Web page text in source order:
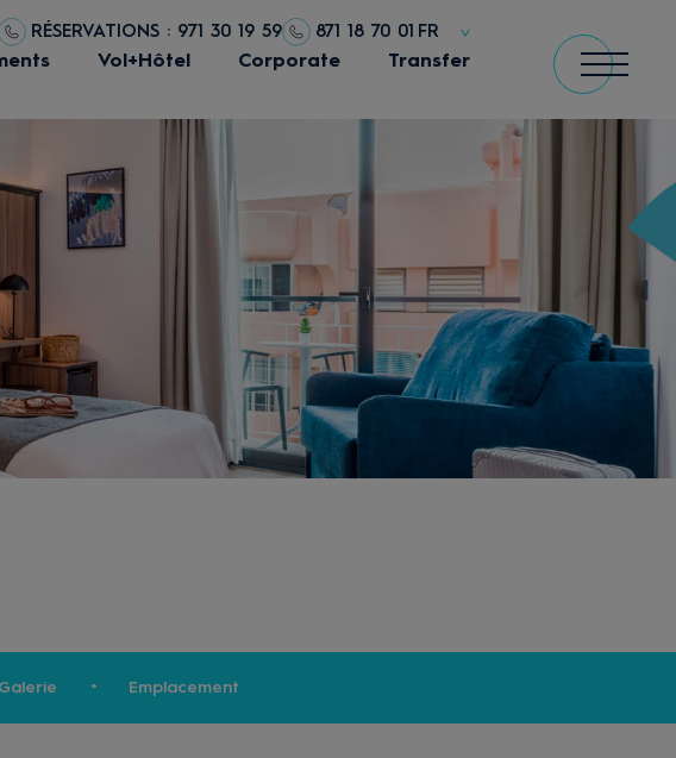
RÉSERVATIONS : 971 30 19 59 871 18 70 01 FR
Vol+Hôtel Corporate Transfer
Galerie Emplacement